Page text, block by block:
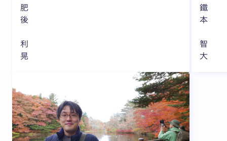
肥
後
利
晃
鐵
本
智
大